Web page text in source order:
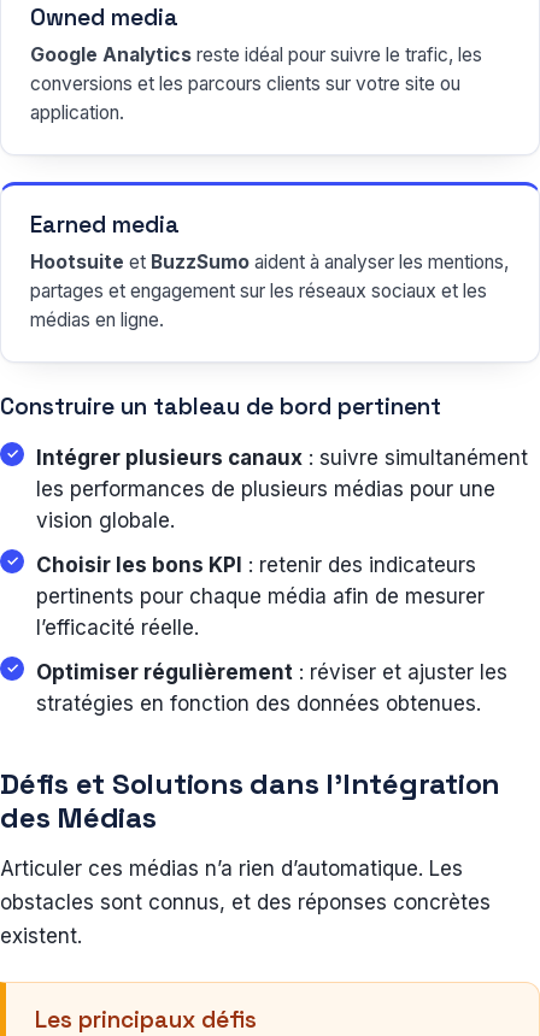
Owned media
Google Analytics reste idéal pour suivre le trafic, les
conversions et les parcours clients sur votre site ou
application.
Earned media
Hootsuite et BuzzSumo aident à analyser les mentions,
partages et engagement sur les réseaux sociaux et les
médias en ligne.
Construire un tableau de bord pertinent
Intégrer plusieurs canaux : suivre simultanément
les performances de plusieurs médias pour une
vision globale.
Choisir les bons KPI : retenir des indicateurs
pertinents pour chaque média afin de mesurer
l’efficacité réelle.
Optimiser régulièrement : réviser et ajuster les
stratégies en fonction des données obtenues.
Défis et Solutions dans l’Intégration
des Médias
Articuler ces médias n’a rien d’automatique. Les
obstacles sont connus, et des réponses concrètes
existent.
Les principaux défis